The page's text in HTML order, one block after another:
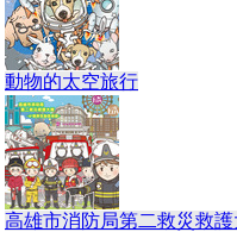
動物的太空旅行
高雄市消防局第二救災救